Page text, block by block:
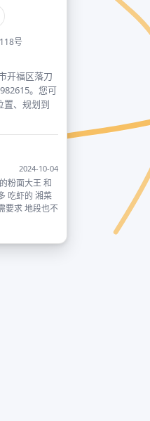
号
开福区落刀
。您可
置、规划到
2024-10-04
粉面大王 和
吃虾的 湘菜
要求 地段也不